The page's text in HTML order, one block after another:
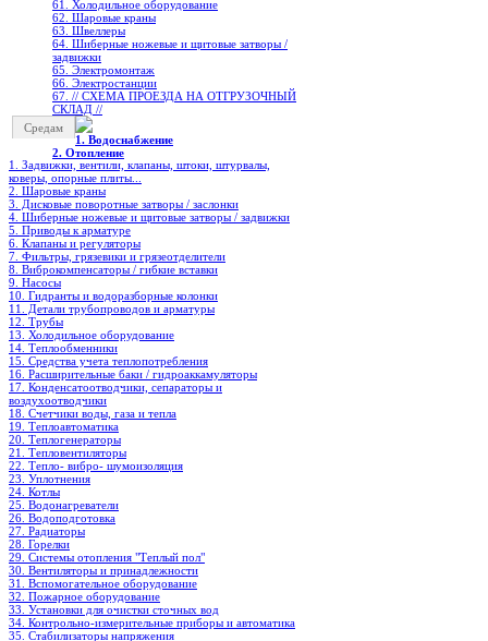
61. Холодильное oборудование
62. Шаровые краны
63. Швеллеры
64. Шиберные ножевые и щитовые затворы /
задвижки
65. Электромонтаж
66. Электростанции
67. // СХЕМА ПРОЕЗДА НА ОТГРУЗОЧНЫЙ
СКЛАД //
Средам
1. Водоснабжение
2. Отопление
1. Задвижки, вентили, клапаны, штоки, штурвалы,
коверы, опорные плиты...
2. Шаровые краны
3. Дисковые поворотные затворы / заслонки
4. Шиберные ножевые и щитовые затворы / задвижки
5. Приводы к арматуре
6. Клапаны и регуляторы
7. Фильтры, грязевики и грязеотделители
8. Виброкомпенсаторы / гибкие вставки
9. Насосы
10. Гидранты и водоразборные колонки
11. Детали трубопроводов и арматуры
12. Трубы
13. Холодильное oборудование
14. Теплообменники
15. Средства учета теплопотребления
16. Расширительные баки / гидроаккамуляторы
17. Конденсатоотводчики, сепараторы и
воздухоотводчики
18. Счетчики воды, газа и тепла
19. Теплоавтоматика
20. Теплогенераторы
21. Тепловентиляторы
22. Тепло- вибро- шумоизоляция
23. Уплотнения
24. Котлы
25. Водонагреватели
26. Водоподготовка
27. Радиаторы
28. Горелки
29. Системы отопления "Теплый пол"
30. Вентиляторы и принадлежности
31. Вспомогательное оборудование
32. Пожарное оборудование
33. Установки для очистки сточных вод
34. Контрольно-измерительные приборы и автоматика
35. Стабилизаторы напряжения